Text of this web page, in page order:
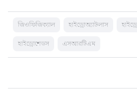
জিওফিজিক্যাল হাইড্রোঅ্যাটলাস
হাইড্রোশেডস এসআরটিএম